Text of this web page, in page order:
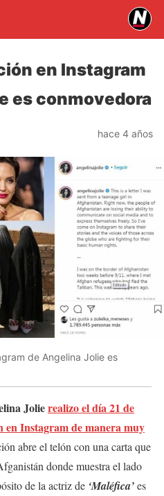
en Instagram
es conmovedora
hace 4 años
de Angelina Jolie es
Jolierealizo el día 21 de
en Instagram de manera muy
abre el telón con una carta que
donde muestra el lado
de la actriz de ‘Maléfica’es